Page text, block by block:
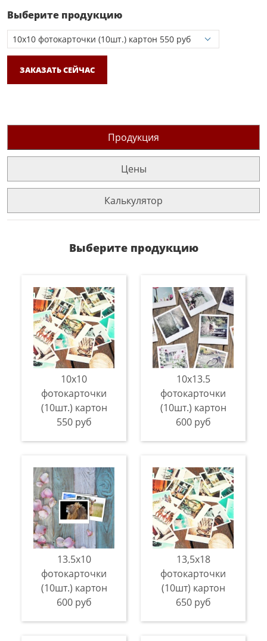
Выберите продукцию
ЗАКАЗАТЬ СЕЙЧАС
Продукция
Цены
Калькулятор
Выберите продукцию
10х10
фотокарточки
(10шт.) картон
550 руб
10х13.5
фотокарточки
(10шт.) картон
600 руб
13.5х10
фотокарточки
(10шт.) картон
600 руб
13,5х18
фотокарточки
(10шт) картон
650 руб